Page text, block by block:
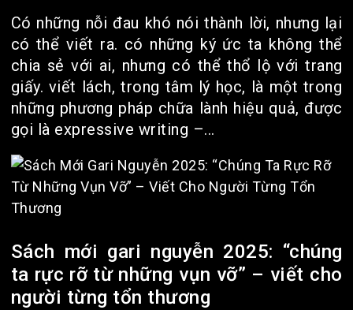
Có những nỗi đau khó nói thành lời, nhưng lại
có thể viết ra. có những ký ức ta không thể
chia sẻ với ai, nhưng có thể thổ lộ với trang
giấy. viết lách, trong tâm lý học, là một trong
những phương pháp chữa lành hiệu quả, được
gọi là expressive writing –...
Sách mới gari nguyễn 2025: “chúng
ta rực rỡ từ những vụn vỡ” – viết cho
người từng tổn thương